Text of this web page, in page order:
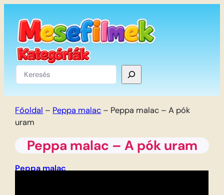
tartalomhoz
Keresés
Főoldal – Peppa malac – Peppa malac – A pók
uram
Peppa malac – A pók uram
Peppa malac